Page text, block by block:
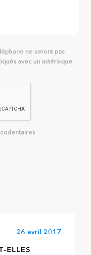
ne seront pas
avec un astérisque
26 avril 2017
ELLES